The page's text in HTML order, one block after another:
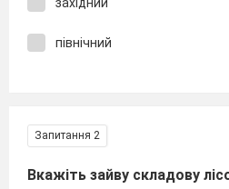
північний
Запитання 2
Вкажіть зайву складову